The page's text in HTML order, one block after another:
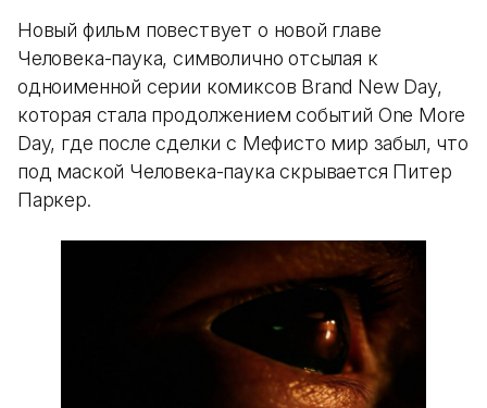
Новый фильм повествует о новой главе
Человека-паука, символично отсылая к
одноименной серии комиксов Brand New Day,
которая стала продолжением событий One More
Day, где после сделки с Мефисто мир забыл, что
под маской Человека-паука скрывается Питер
Паркер.